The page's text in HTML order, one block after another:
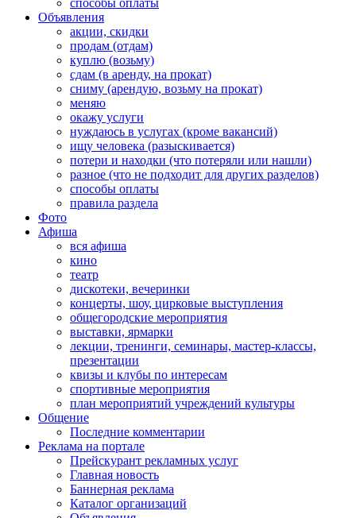
способы оплаты
Объявления
акции, скидки
продам (отдам)
куплю (возьму)
сдам (в аренду, на прокат)
сниму (арендую, возьму на прокат)
меняю
окажу услуги
нуждаюсь в услугах (кроме вакансий)
ищу человека (разыскивается)
потери и находки (что потеряли или нашли)
разное (что не подходит для других разделов)
способы оплаты
правила раздела
Фото
Афиша
вся афиша
кино
театр
дискотеки, вечеринки
концерты, шоу, цирковые выступления
общегородские мероприятия
выставки, ярмарки
лекции, тренинги, семинары, мастер-классы,
презентации
квизы и клубы по интересам
спортивные мероприятия
план мероприятий учреждений культуры
Общение
Последние комментарии
Реклама на портале
Прейскурант рекламных услуг
Главная новость
Баннерная реклама
Каталог организаций